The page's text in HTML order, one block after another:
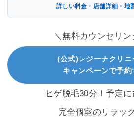
詳しい料金・店舗詳細・地
＼無料カウンセリン
(公式)レジーナクリニ
キャンペーンで予
ヒゲ脱毛30分！予定
完全個室のリラッ